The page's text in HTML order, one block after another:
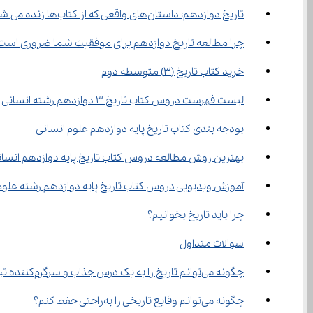
تاریخ دوازدهم؛ داستان‌های واقعی که از کتاب‌ها زنده می شوند
چرا مطالعه تاریخ دوازدهم برای موفقیت شما ضروری
خرید کتاب تاریخ (3) متوسطه دوم
لیست فهرست دروس کتاب تاریخ 3 دوازدهم رشته انسانی
بودجه‌ بندی کتاب تاریخ پایه دوازدهم علوم انسانی
بهترین روش مطالعه دروس کتاب تاریخ پایه دوازدهم
آموزش ویدیویی دروس کتاب تاریخ پایه دوازدهم رشته
چرا باید تاریخ بخوانیم؟
سوالات متداول
چگونه می‌توانم تاریخ را به یک درس جذاب و سرگرم‌کننده تبدیل کنم؟
چگونه می‌توانم وقایع تاریخی را به‌راحتی حفظ کنم؟